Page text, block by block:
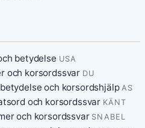
betydelse USA
och korsordssvar DU
och korsordshjälp AS
och korsordssvar KÄNT
och korsordssvar SNABEL